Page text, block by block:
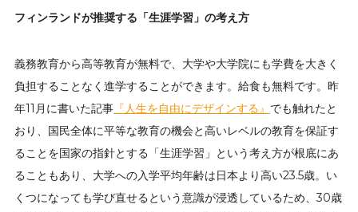
フィンランドが推奨する「生涯学習」の考え方
義務教育から高等教育が無料で、大学や大学院にも学費を大きく
負担することなく進学することができます。給食も無料です。昨
年11月に書いた記事 『人生を自由にデザインする』 でも触れたと
おり、国民全体に平等な教育の機会と高いレベルの教育を保証す
ることを国家の指針とする「生涯学習」という考え方が根底にあ
ることもあり、大学への入学平均年齢は日本より高い23.5歳。い
くつになっても学び直せるという意識が浸透しているため、30歳